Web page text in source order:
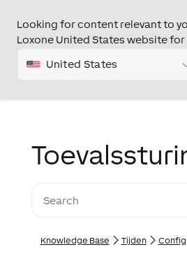
Looking for content relevant to
Loxone United States website
United States
Knowledge Base Tijden Config